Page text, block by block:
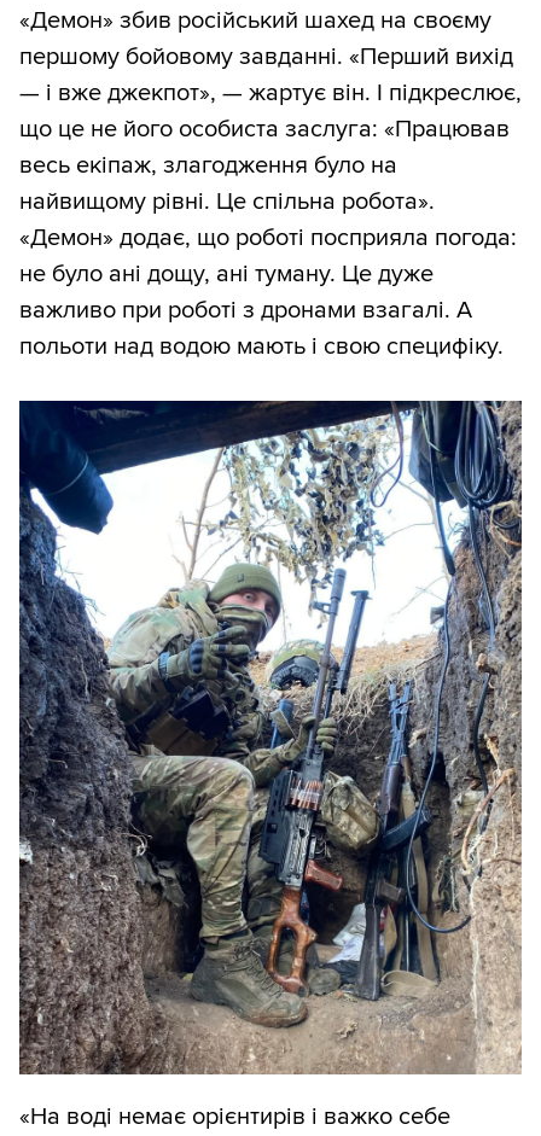
«Демон» збив російський шахед на своєму
першому бойовому завданні. «Перший вихід
— і вже джекпот», — жартує він. І підкреслює,
що це не його особиста заслуга: «Працював
весь екіпаж, злагодження було на
найвищому рівні. Це спільна робота».
«Демон» додає, що роботі посприяла погода:
не було ані дощу, ані туману. Це дуже
важливо при роботі з дронами взагалі. А
польоти над водою мають і свою специфіку.
«На воді немає орієнтирів і важко себе